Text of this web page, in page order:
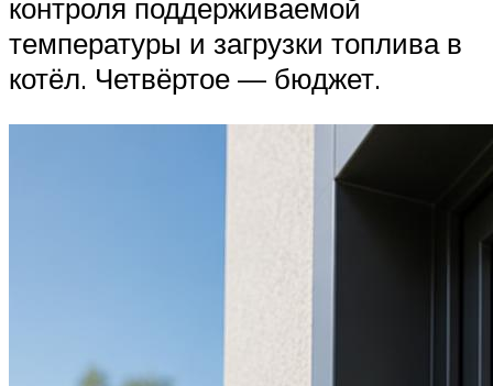
контроля поддерживаемой
температуры и загрузки топлива в
котёл. Четвёртое — бюджет.